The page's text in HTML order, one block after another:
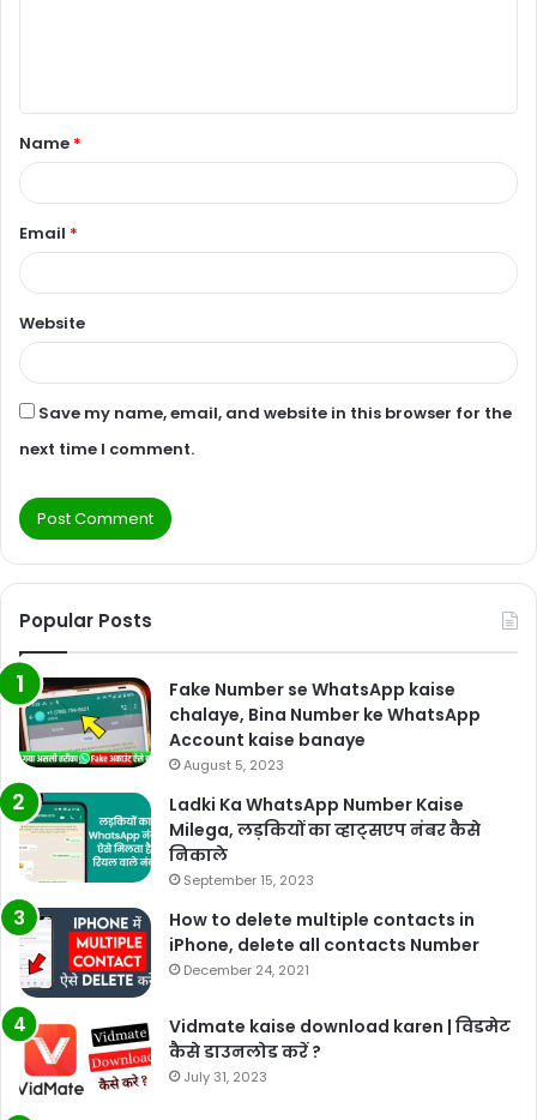
t
*
Name *
Email *
Website
Save my name, email, and website in this browser for the
next time I comment.
Popular Posts
Fake Number se WhatsApp kaise
chalaye, Bina Number ke WhatsApp
Account kaise banaye
August 5, 2023
Ladki Ka WhatsApp Number Kaise
Milega, लड़कियों का व्हाट्सएप नंबर कैसे
निकाले
September 15, 2023
How to delete multiple contacts in
iPhone, delete all contacts Number
December 24, 2021
Vidmate kaise download karen | विडमेट
कैसे डाउनलोड करें ?
July 31, 2023